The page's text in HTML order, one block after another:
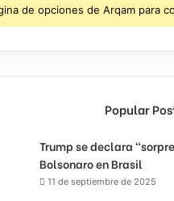
de opciones de Arqam para
Popular
Trump se declara
Bolsonaro en Brasil
11 de septiembre de 2025